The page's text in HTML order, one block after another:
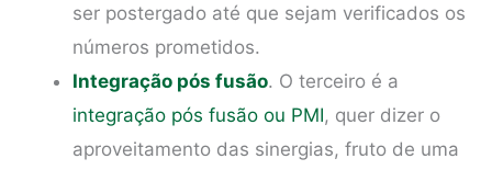
ser postergado até que sejam verificados os
números prometidos.
Integração pós fusão. O terceiro é a
integração pós fusão ou PMI, quer dizer o
aproveitamento das sinergias, fruto de uma